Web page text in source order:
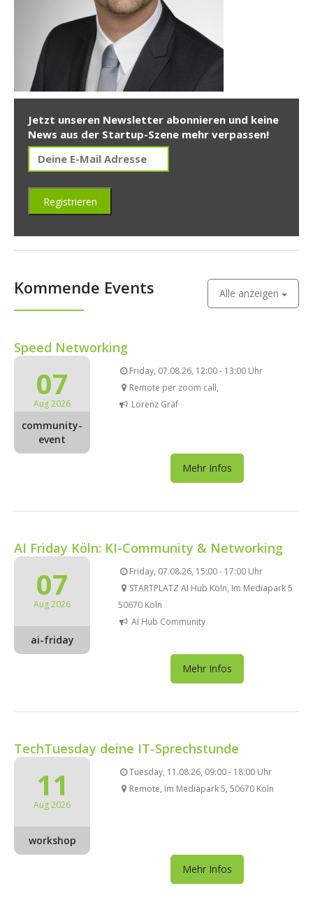
Jetzt unseren Newsletter abonnieren und keine
News aus der Startup-Szene mehr verpassen!
Kommende Events Alle anzeigen
Speed Networking
07
Aug 2026
community-
event
Friday, 07.08.26, 12:00 - 13:00 Uhr
Remote per zoom call,
Lorenz Gräf
Mehr Infos
AI Friday Köln: KI-Community & Networking
07
Aug 2026
ai-friday
Friday, 07.08.26, 15:00 - 17:00 Uhr
STARTPLATZ AI Hub Köln, Im Mediapark 5
50670 Köln
AI Hub Community
Mehr Infos
TechTuesday deine IT-Sprechstunde
11
Aug 2026
workshop
Tuesday, 11.08.26, 09:00 - 18:00 Uhr
Remote, Im Mediapark 5, 50670 Köln
Mehr Infos